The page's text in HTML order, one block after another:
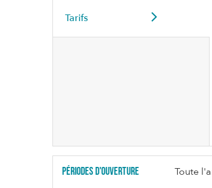
Tarifs
Périodes d'ouverture Toute